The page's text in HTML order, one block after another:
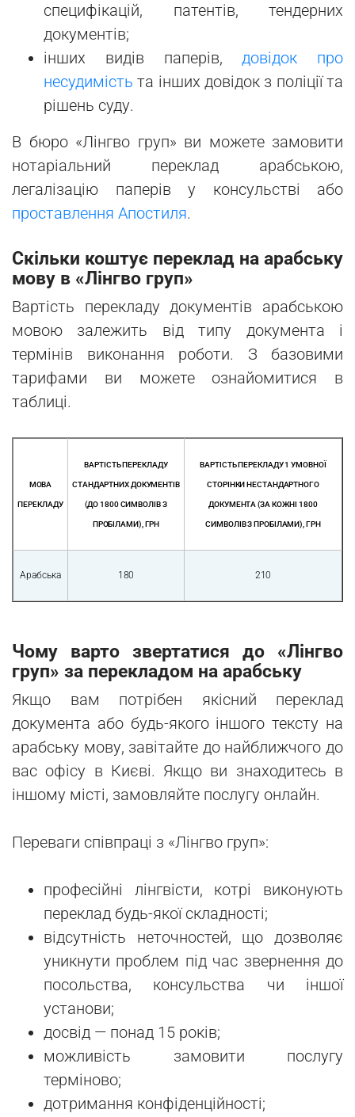
специфікацій, патентів, тендерних
документів;
інших видів паперів,довідок про
несудимість та інших довідок з поліції та
рішень суду.
В бюро «Лінгво груп» ви можете замовити
нотаріальний переклад арабською,
легалізацію паперів у консульстві або
проставлення Апостиля.
Скільки коштує переклад на арабську
мову в «Лінгво груп»
Вартість перекладу документів арабською
мовою залежить від типу документа і
термінів виконання роботи. З базовими
тарифами ви можете ознайомитися в
таблиці.
МОВА
ПЕРЕКЛАДУ
ВАРТІСТЬ ПЕРЕКЛАДУ
СТАНДАРТНИХ ДОКУМЕНТІВ
(ДО 1800 СИМВОЛІВ З
ПРОБІЛАМИ), ГРН
ВАРТІСТЬ ПЕРЕКЛАДУ 1 УМОВНОЇ
СТОРІНКИ НЕСТАНДАРТНОГО
ДОКУМЕНТА (ЗА КОЖНІ 1800
СИМВОЛІВ З ПРОБІЛАМИ), ГРН
Арабська 180 210
Чому варто звертатися до «Лінгво
груп» за перекладом на арабську
Якщо вам потрібен якісний переклад
документа або будь-якого іншого тексту на
арабську мову, завітайте до найближчого до
вас офісу в Києві. Якщо ви знаходитесь в
іншому місті, замовляйте послугу онлайн.
Переваги співпраці з «Лінгво груп»:
професійні лінгвісти, котрі виконують
переклад будь-якої складності;
відсутність неточностей, що дозволяє
уникнути проблем під час звернення до
посольства, консульства чи іншої
установи;
досвід — понад 15 років;
можливість замовити послугу
терміново;
дотримання конфіденційності;